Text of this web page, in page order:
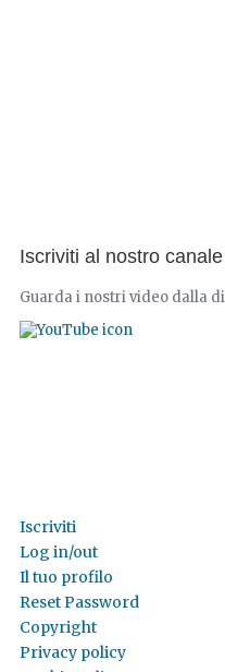
Iscriviti al nostro
Guarda i nostri video dalla
Iscriviti
Log in/out
Il tuo profilo
Reset Password
Copyright
Privacy policy